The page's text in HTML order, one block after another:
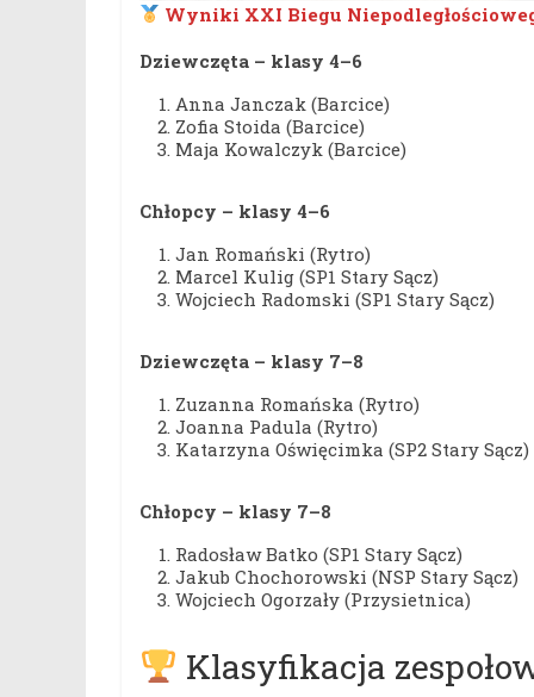
Wyniki XXI Biegu
Dziewczęta – klasy 4–6
Anna Janczak (Barcice)
Zofia Stoida (Barcice)
Maja Kowalczyk (Barcice)
Chłopcy – klasy 4–6
Jan Romański (Rytro)
Marcel Kulig (SP1 Stary Sącz)
Wojciech Radomski (SP1 Stary Sącz)
Dziewczęta – klasy 7–8
Zuzanna Romańska (Rytro)
Joanna Padula (Rytro)
Katarzyna Oświęcimka (SP2 Stary Sącz)
Chłopcy – klasy 7–8
Radosław Batko (SP1 Stary Sącz)
Jakub Chochorowski (NSP Stary Sącz)
Wojciech Ogorzały (Przysietnica)
Klasyfikacja